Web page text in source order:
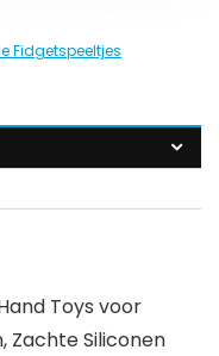
Fidgetspeeltjes
Toys voor
Zachte Siliconen